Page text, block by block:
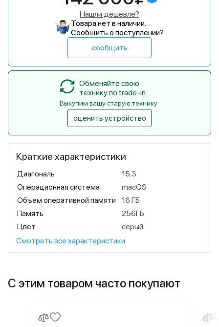
Краткие характеристики
Диагональ
15.3
Операционная система
macOS
Объем оперативной памяти
16 ГБ
Память
256ГБ
Цвет
серый
Смотреть все характеристики
Нашли дешевле?
Товара нет в наличии.
Сообщить о поступлении?
сообщить
Обменяйте свою
технику по trade-in
Выкупим вашу старую технику
оценить устройство
С этим товаром часто покупают